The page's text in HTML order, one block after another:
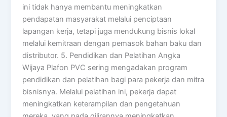
ini tidak hanya membantu meningkatkan
pendapatan masyarakat melalui penciptaan
lapangan kerja, tetapi juga mendukung bisnis lokal
melalui kemitraan dengan pemasok bahan baku dan
distributor. 5. Pendidikan dan Pelatihan Angka
Wijaya Plafon PVC sering mengadakan program
pendidikan dan pelatihan bagi para pekerja dan mitra
bisnisnya. Melalui pelatihan ini, pekerja dapat
meningkatkan keterampilan dan pengetahuan